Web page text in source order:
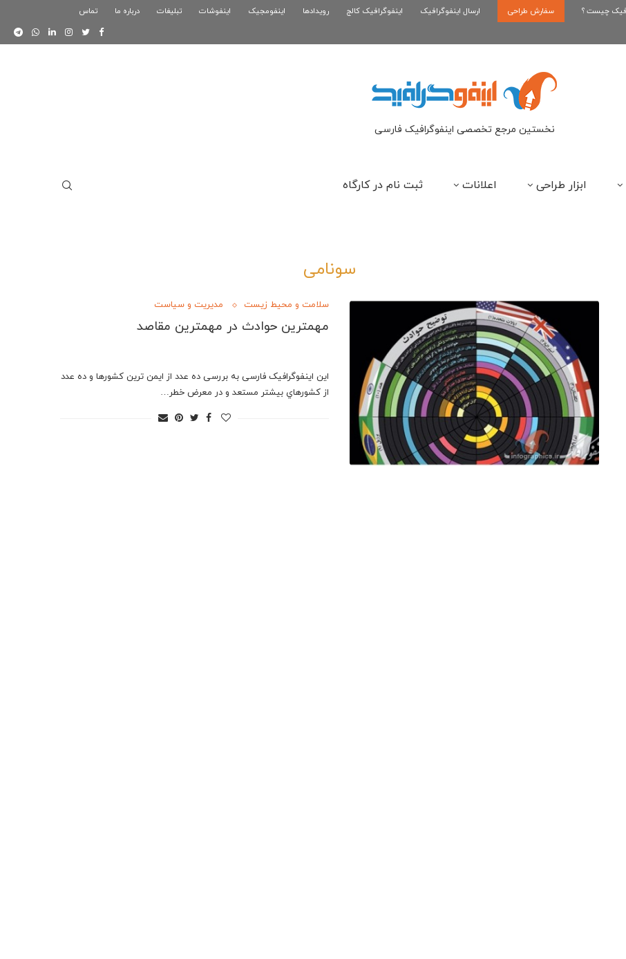
اینفوگرافیک رپر های فارسی نسل... اینفوگرافیک بازی کلش رویال چیست ؟ سفارش طراحی ارسال اینفوگرافیک اینفوگرافیک کالج رویدادها اینفومجیک اینفوشات تبلیغات درباره ما تماس
نخستین مرجع تخصصی اینفوگرافیک فارسی
ابزار طراحی اعلانات ثبت نام در کارگاه
سونامی
سلامت و محیط زیست مدیریت و سیاست
مهمترين حوادث در مهمترين مقاصد
این اینفوگرافیک فارسی به بررسی ده عدد از ايمن ترين كشورها و ده عدد
از كشورهاي بيشتر مستعد و در معرض خطر…